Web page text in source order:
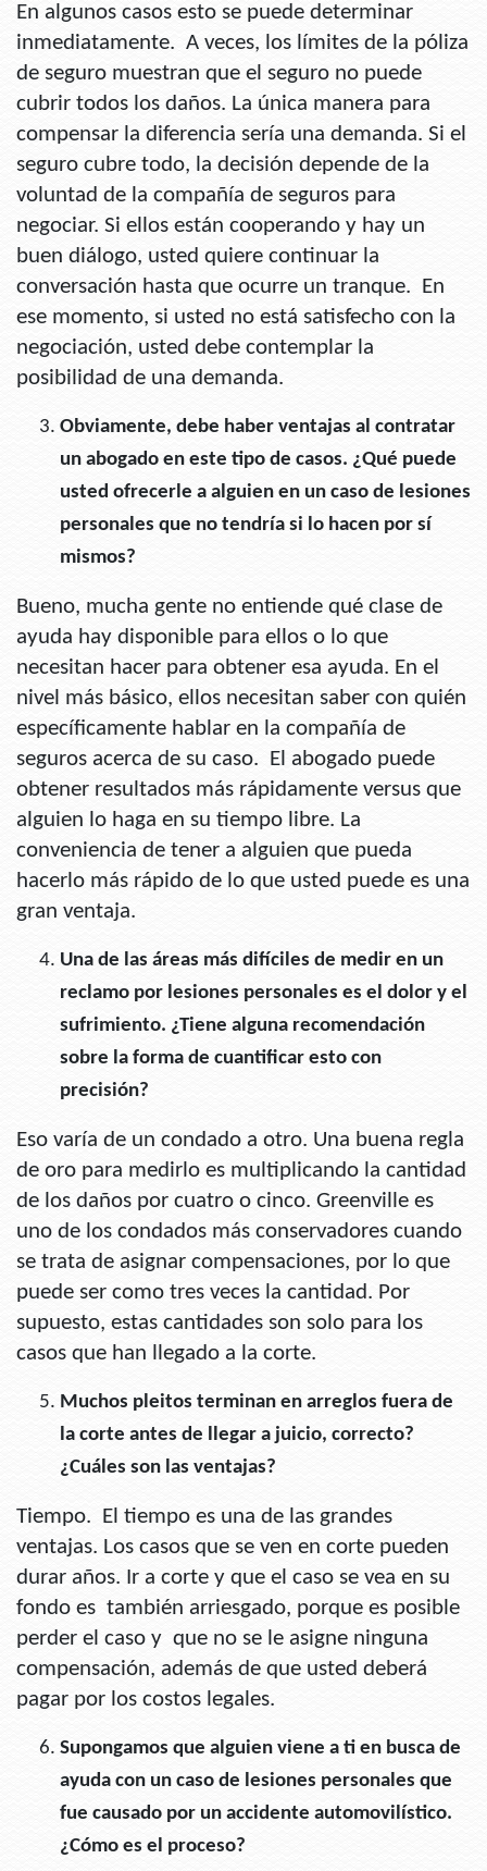
En algunos casos esto se puede determinar
inmediatamente. A veces, los límites de la póliza
de seguro muestran que el seguro no puede
cubrir todos los daños. La única manera para
compensar la diferencia sería una demanda. Si el
seguro cubre todo, la decisión depende de la
voluntad de la compañía de seguros para
negociar. Si ellos están cooperando y hay un
buen diálogo, usted quiere continuar la
conversación hasta que ocurre un tranque. En
ese momento, si usted no está satisfecho con la
negociación, usted debe contemplar la
posibilidad de una demanda.
Obviamente, debe haber ventajas al contratar
un abogado en este tipo de casos. ¿Qué puede
usted ofrecerle a alguien en un caso de lesiones
personales que no tendría si lo hacen por sí
mismos?
Bueno, mucha gente no entiende qué clase de
ayuda hay disponible para ellos o lo que
necesitan hacer para obtener esa ayuda. En el
nivel más básico, ellos necesitan saber con quién
específicamente hablar en la compañía de
seguros acerca de su caso. El abogado puede
obtener resultados más rápidamente versus que
alguien lo haga en su tiempo libre. La
conveniencia de tener a alguien que pueda
hacerlo más rápido de lo que usted puede es una
gran ventaja.
Una de las áreas más difíciles de medir en un
reclamo por lesiones personales es el dolor y el
sufrimiento. ¿Tiene alguna recomendación
sobre la forma de cuantificar esto con
precisión?
Eso varía de un condado a otro. Una buena regla
de oro para medirlo es multiplicando la cantidad
de los daños por cuatro o cinco. Greenville es
uno de los condados más conservadores cuando
se trata de asignar compensaciones, por lo que
puede ser como tres veces la cantidad. Por
supuesto, estas cantidades son solo para los
casos que han llegado a la corte.
Muchos pleitos terminan en arreglos fuera de
la corte antes de llegar a juicio, correcto?
¿Cuáles son las ventajas?
Tiempo. El tiempo es una de las grandes
ventajas. Los casos que se ven en corte pueden
durar años. Ir a corte y que el caso se vea en su
fondo es también arriesgado, porque es posible
perder el caso y que no se le asigne ninguna
compensación, además de que usted deberá
pagar por los costos legales.
Supongamos que alguien viene a ti en busca de
ayuda con un caso de lesiones personales que
fue causado por un accidente automovilístico.
¿Cómo es el proceso?